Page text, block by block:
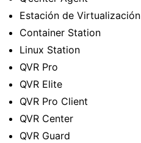
Estación de Virtualización
Container Station
Linux Station
QVR Pro
QVR Elite
QVR Pro Client
QVR Center
QVR Guard